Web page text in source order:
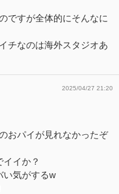
ですが全体的にそんなに
チなのは海外スタジオあ
2025/04/27 21:20
おパイが見れなかったぞ
イか？
い気がするw